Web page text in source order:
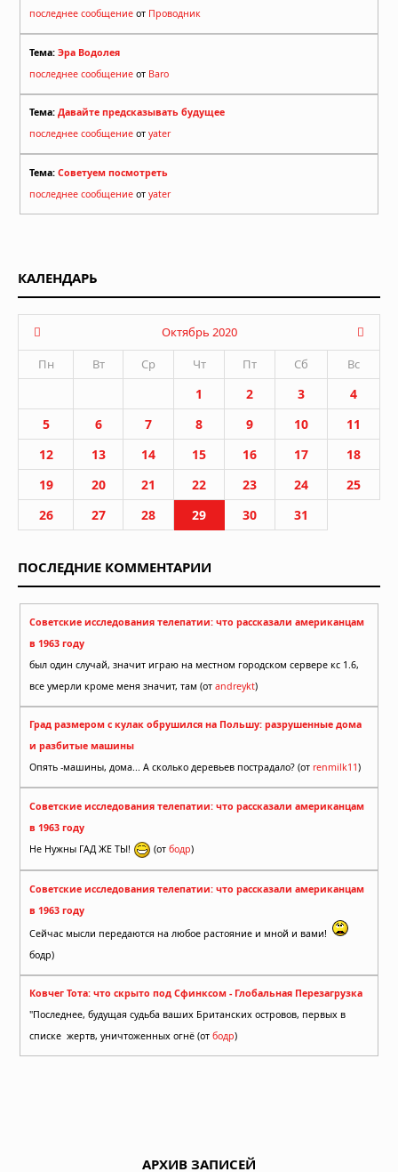
последнее сообщение от Проводник
Тема: Эра Водолея
последнее сообщение от Baro
Тема: Давайте предсказывать будущее
последнее сообщение от yater
Тема: Советуем посмотреть
последнее сообщение от yater
КАЛЕНДАРЬ
Октябрь 2020
Пн
Вт Ср Чт Пт Сб Вс
1 2 3
4
5
6 7 8 9 10
11
12
13 14 15 16 17
18
19
20 21 22 23 24
25
26
27 28 29 30 31
ПОСЛЕДНИЕ КОММЕНТАРИИ
Советские исследования телепатии: что рассказали американцам
в 1963 году
был один случай, значит играю на местном городском сервере кс 1.6,
все умерли кроме меня значит, там (от andreykt)
Град размером с кулак обрушился на Польшу: разрушенные дома
и разбитые машины
Опять -машины, дома... А сколько деревьев пострадало? (от renmilk11)
Советские исследования телепатии: что рассказали американцам
в 1963 году
Не Нужны ГАД ЖЕ ТЫ!
(от бодр)
Советские исследования телепатии: что рассказали американцам
в 1963 году
Сейчас мысли передаются на любое растояние и мной и вами!
бодр)
Ковчег Тота: что скрыто под Сфинксом - Глобальная Перезагрузка
"Последнее, будущая судьба ваших Британских островов, первых в
списке жертв, уничтоженных огнё (от бодр)
АРХИВ ЗАПИСЕЙ